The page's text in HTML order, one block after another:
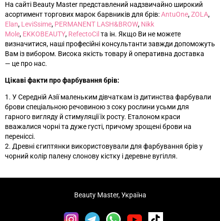
На сайті Beauty Master представлений надзвичайно широкий
асортимент торгових марок барвників для брів:AntuOne,ZOLA,
Elan, LeviSsime, PERMANENT LASH&BROW, Nikk
Mole, EKKOBEAUTY, RefectoCil та ін. Якщо Ви не можете
визначитися, наші професійні консультанти завжди допоможуть
Вам із вибором. Висока якість товару й оперативна доставка
— це про нас.
Цікаві факти про фарбування брів:
1. У Середній Азії маленьким дівчаткам із дитинства фарбували
брови спеціальною речовиною з соку рослини усьми для
гарного вигляду й стимуляції їх росту. Еталоном краси
вважалися чорні та дуже густі, причому зрощені брови на
переніссі.
2. Древні єгиптянки використовували для фарбування брів у
чорний колір палену слонову кістку і деревне вугілля.
Beauty Master, Україна